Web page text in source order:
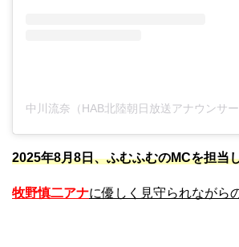
2025年8月8日、ふむふむのMCを担当
牧野慎二アナに優しく見守られながら